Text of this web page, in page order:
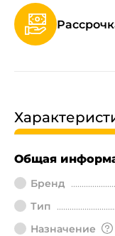
Общая
Бренд
Тип
Назначение